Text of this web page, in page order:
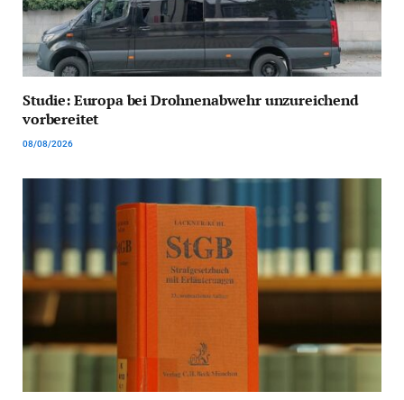
Studie: Europa bei Drohnenabwehr unzureichend
vorbereitet
08/08/2026